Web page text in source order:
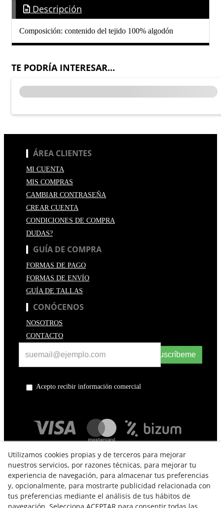
Descripción
Composición: contenido del tejido 100% algodón
TE PODRÍA INTERESAR...
ÁREA CLIENTES
MI CUENTA
MIS COMPRAS
CAMBIAR CONTRASEÑA
CREAR CUENTA
CONDICIONES DE COMPRA
DUDAS?
GUÍA DE COMPRA
FORMAS DE PAGO
FORMAS DE ENVÍO
GUÍA DE TALLAS
CONÓCENOS
NOSOTROS
CONTACTO
Suscríbeme
Acepto recibir información comercial
Utilizamos cookies propias y de terceros para mejorar
nuestros servicios, por razones técnicas, para mejorar tu
experiencia de navegación, para almacenar tus preferencias
y, opcionalmente, para mostrarte publicidad relacionada con
tus preferencias mediante el análisis de tus hábitos de